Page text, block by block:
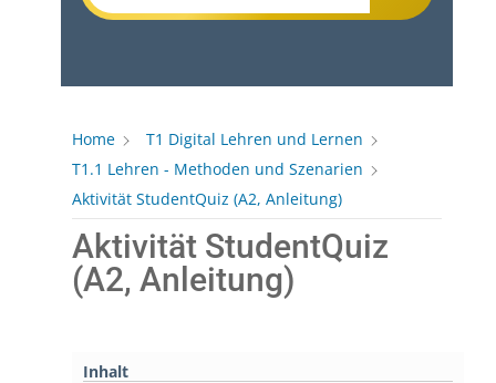
Home
T1 Digital Lehren und Lernen
T1.1 Lehren - Methoden und Szenarien
Aktivität StudentQuiz (A2, Anleitung)
Aktivität StudentQuiz
(A2, Anleitung)
Inhalt